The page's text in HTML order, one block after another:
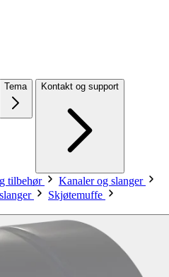
Tema Kontakt og support
tilbehør
Kanaler og slanger
Skjøtemuffe